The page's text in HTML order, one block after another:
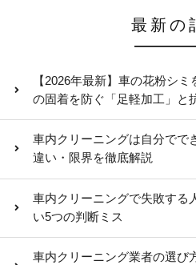
最新の
【2026年最新】車の花粉シ
の固着を防ぐ「足軽加工」と
車内クリーニングは自分でで
違い・限界を徹底解説
車内クリーニングで失敗する
い5つの判断ミス
車内クリーニング業者の選び